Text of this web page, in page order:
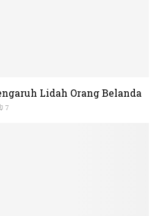
Lidah Orang Belanda
7